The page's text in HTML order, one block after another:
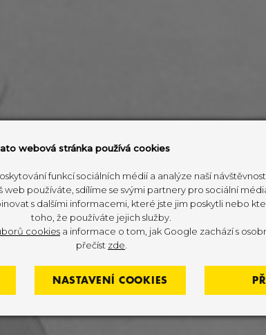
webová stránka používá cookies
funkcí sociálních médií a analýze naší
používáte, sdílíme se svými partnery pro sociální
s dalšími informacemi, které jste jim poskytli nebo
toho, že používáte jejich služby.
cookiesa informace o tom, jak Google zachází s
přečíst zde
NASTAVENÍ COOKIES